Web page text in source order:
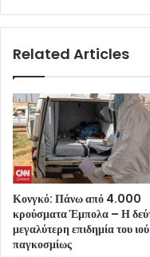
Related Articles
Κονγκό: Πάνω από 4.000
κρούσματα Έμπολα – Η
μεγαλύτερη επιδημία του ιού
παγκοσμίως